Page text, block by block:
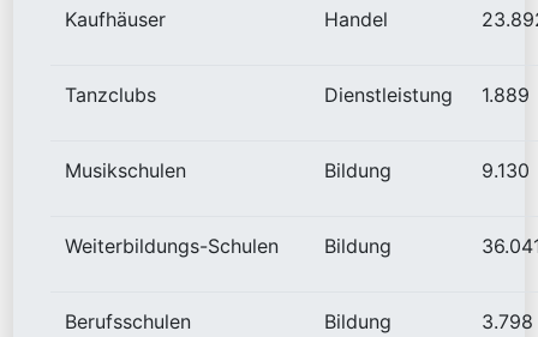
Kaufhäuser Handel
Tanzclubs Dienstleistung 1.889
Musikschulen Bildung 9.130
Weiterbildungs-Schulen Bildung
Berufsschulen Bildung 3.798